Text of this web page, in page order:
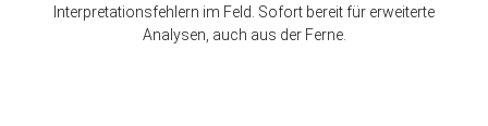
Interpretationsfehlern im Feld. Sofort bereit für erweiterte
Analysen, auch aus der Ferne.